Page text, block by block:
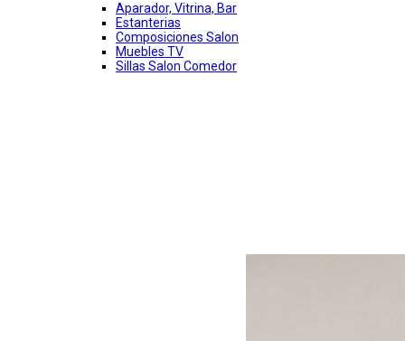
Aparador, Vitrina, Bar
Estanterias
Composiciones Salon
Muebles TV
Sillas Salon Comedor